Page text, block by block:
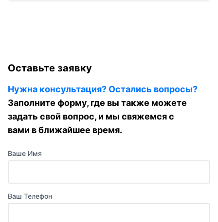
Оставьте заявку
Нужна консультация? Остались вопросы?
Заполните форму, где вы также можете
задать свой вопрос, и мы свяжемся с
вами в ближайшее время.
Ваше Имя
Ваш Телефон